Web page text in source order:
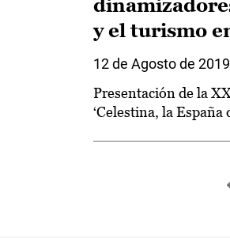
y el turismo
12 de Agosto de 2019
Presentación de la
‘Celestina, la España